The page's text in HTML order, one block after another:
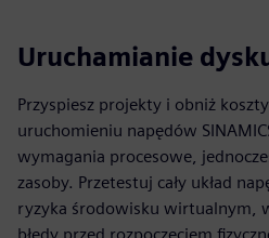
Uruchamianie
Przyspiesz projekty i obniż
uruchomieniu napędów
wymagania procesowe,
zasoby. Przetestuj cały układ
ryzyka środowisku wirtualnym,